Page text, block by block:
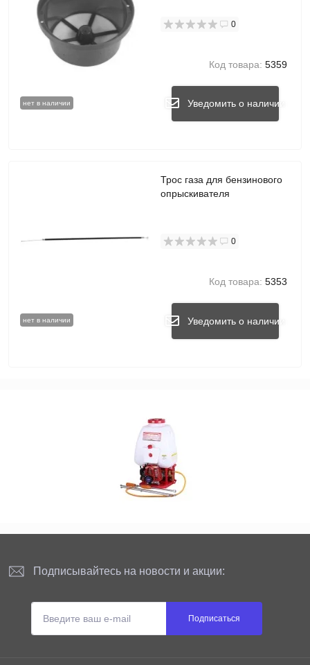
нет в наличии
0
Код товара: 5359
Уведомить о наличии
нет в наличии
Трос газа для бензинового
опрыскивателя
0
Код товара: 5353
Уведомить о наличии
Подписывайтесь на новости и акции:
Подписаться